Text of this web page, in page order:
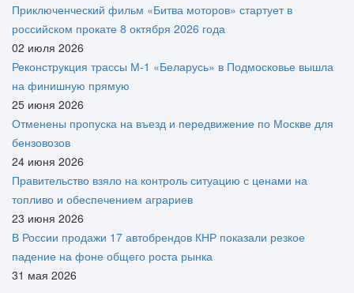
Приключенческий фильм «Битва моторов» стартует в
российском прокате 8 октября 2026 года
02 июля 2026
Реконструкция трассы М-1 «Беларусь» в Подмосковье вышла
на финишную прямую
25 июня 2026
Отменены пропуска на въезд и передвижение по Москве для
бензовозов
24 июня 2026
Правительство взяло на контроль ситуацию с ценами на
топливо и обеспечением аграриев
23 июня 2026
В России продажи 17 автобрендов КНР показали резкое
падение на фоне общего роста рынка
31 мая 2026